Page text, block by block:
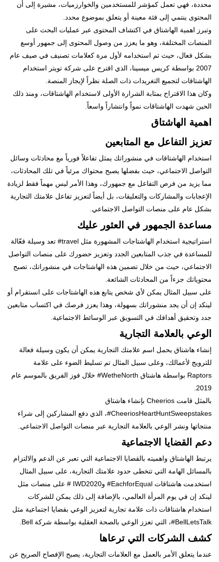
محددة، فهي تعمل كمؤشر للمستخدمين والخوارزميات، مشيرة إلى أن
المحتوى ينتمي إلى فئة معينة أو يتعلق بموضوع محدد.
وتبرز اهمية الهاشتاق في اكتشاف المحتوى عبر عمليات البحث على
المنصات المختلفة، وهو ما يعزز من وصول المحتوى إلى جمهور أوسع
بشكل فعال، حيث تم استخدامه لأول مرة كعلامات تصنيف في صيف عام
2007 بواسطة كريس ميسينا، الذي اقترح على شركة تويتر استخدام
الهاشتاقات لتجميع التغريدات ذات الصلة نظراً لإيجاز المنصة.
وكان هذا الاقتراح بمثابة الشرارة الأولى لاستخدام الهاشتاقات، ومنذ ذلك
الحين شهدت الهاشتاقات نمواً وانتشاراً واسعاً.
اهمية الهاشتاق
تعزيز التفاعل مع المتابعين
استخدام الهاشتاقات في منشوراتك يمثل تفاعلاً فورياً مع محادثات وسائل
التواصل الاجتماعي، حيث بفضلها يصبح محتواك مرئياً في تلك المحادثات،
مما يزيد من فرص التفاعل مع جمهورك، وهذا الأمر ليس مهماً فقط لزيادة
الإعجابات والمشاركات والتعليقات، بل أيضاً لتعزيز تفاعل علامتك التجارية
بشكل عام على منصات التواصل الاجتماعي.
مساعدة الجمهور في العثور عليك
استراتيجية استخدام الهاشتاجات المشهورة مثل travel# تعد وسيلة فعّالة
للمساعدة في جذب المتابعين الجدد وتعزيز حضورك على منصات التواصل
الاجتماعي، حيث من خلال تضمين هذه الهاشتاجات في منشوراتك، تصبح
محتوياتك جزءاً من المحادثات الشائعة.
على سبيل المثال يمكن لأي شخص يتابع هذه الهاشتاجات على انستقرام أو
لينكد إن أن يجد منشوراتك بسهولة، وهذا يعزز فرصك في اكتساب متابعين
جدد وتحقيق أهدافك في التسويق عبر الوسائط الاجتماعية.
الوعي بالعلامة التجارية
إنشاء هاشتاق يحمل اسم علامتك التجارية يمكن أن يكون وسيلة فعالة
للترويج لأعمالك، وعلى سبيل المثال تم تسليط الضوء على علامة
Raptors بواسطة هاشتاق WetheNorth# خلال فوز الفريق بالموسم عام
2019.
بالمثل قامت Cheerios بإنشاء هاشتاق
CheeriosHeartHuntSweepstakes#، الذي دفع المشاركين إلى شراء
منتجاتها ونشر الوعي بالعلامة التجارية عبر منصات التواصل الاجتماعي.
دعم القضايا الاجتماعية
يرتبط الهاشتاق واهميته بالقضايا الاجتماعية التي تعبر عن الدعم والالتزام
بالمسائل الهامة التي تتخطى حدود علامتك التجارية، على سبيل المثال
استخدمت هاشتاقات EachforEqual# وIWD2020 # على منصات مثل
لينكد إن في يوم المرأة العالمي، بالإضافة إلى ذلك يمكن للشركات
استخدام هاشتاقات ذات علامة تجارية لتعزيز الوعي بقضايا اجتماعية مثل
BellLetsTalk#، التي تعزز الوعي بالصحة العقلية بواسطة شركة Bell.
كشف الشركات التي ترعاها
عندما يتعلق الأمر بالعمل مع العلامات التجارية، يصبح الإفصاح الصريح عن